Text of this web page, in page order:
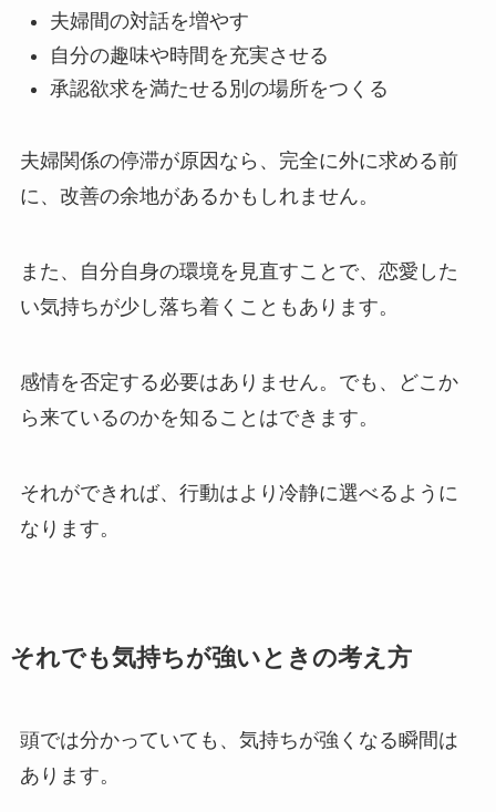
夫婦間の対話を増やす
自分の趣味や時間を充実させる
承認欲求を満たせる別の場所をつくる
夫婦関係の停滞が原因なら、完全に外に求める前
に、改善の余地があるかもしれません。
また、自分自身の環境を見直すことで、恋愛した
い気持ちが少し落ち着くこともあります。
感情を否定する必要はありません。でも、どこか
ら来ているのかを知ることはできます。
それができれば、行動はより冷静に選べるように
なります。
それでも気持ちが強いときの考え方
頭では分かっていても、気持ちが強くなる瞬間は
あります。